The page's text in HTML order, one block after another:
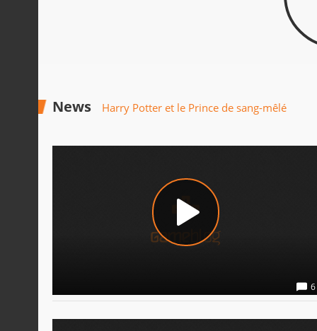
News Harry Potter et le Prince de sang-mêlé
6